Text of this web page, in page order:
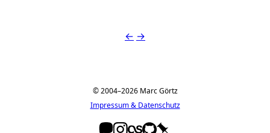
← →
© 2004–2026 Marc Görtz
Impressum & Datenschutz